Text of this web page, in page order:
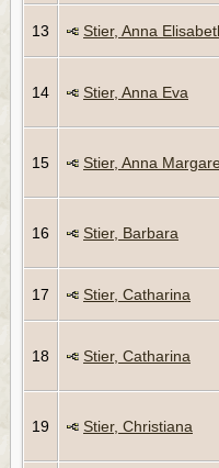
13 Stier, Anna
14 Stier, Anna Eva
15 Stier, Anna
16 Stier, Barbara
17 Stier, Catharina
18 Stier, Catharina
19 Stier, Christiana